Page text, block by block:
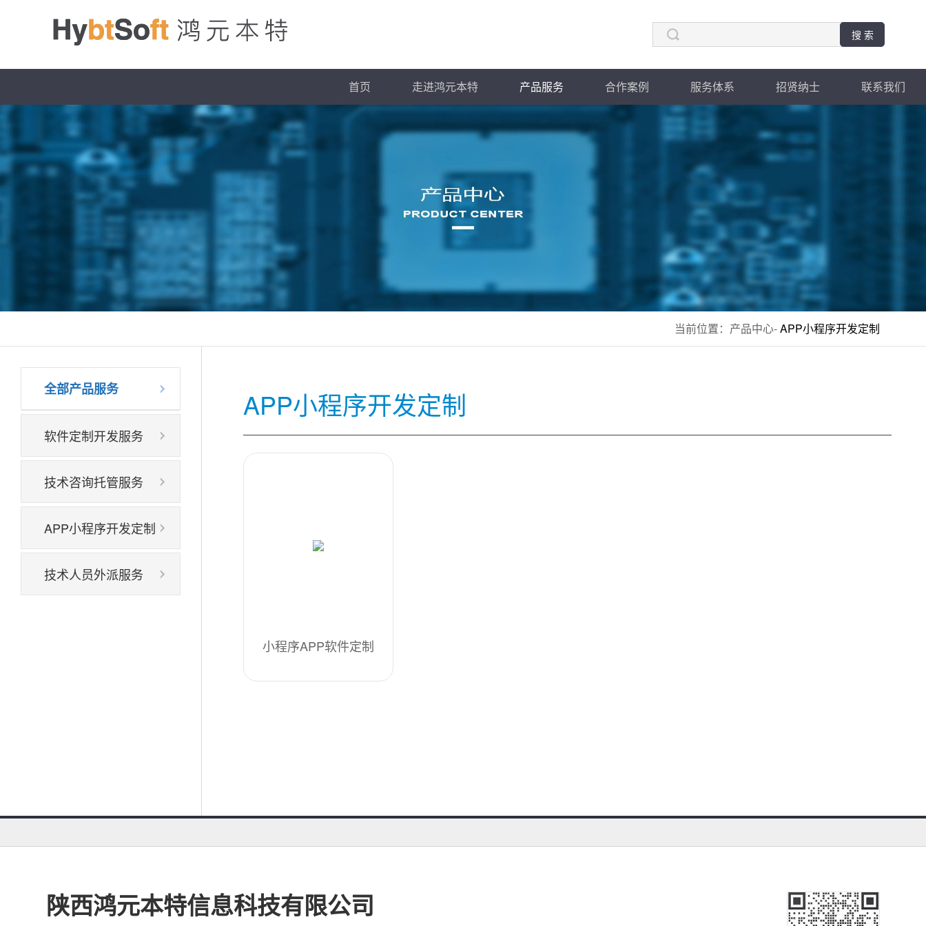
首页 走进鸿元本特 产品服务 合作案例 服务体系 招贤纳士 联系我们
当前位置： 产品中心-APP小程序开发定制
全部产品服务
软件定制开发服务
技术咨询托管服务
APP小程序开发定制
技术人员外派服务
APP小程序开发定制
小程序APP软件定制
陕西鸿元本特信息科技有限公司